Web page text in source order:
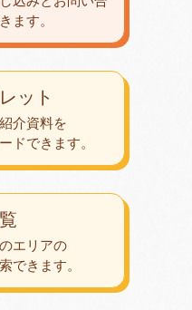
エリアの
できます。
ット
介資料を
ドできます。
ます。